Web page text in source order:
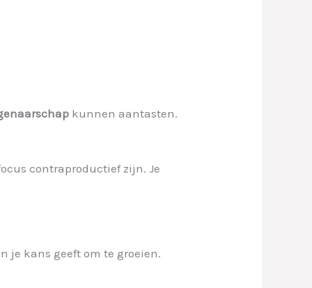
kunnen aantasten.
contraproductief zijn. Je
je kans geeft om te groeien.